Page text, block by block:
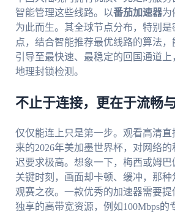
智能管理这些线路。以番茄加速器为
为此而生。其全球节点分布，特别
点，结合智能推荐最优线路的算法
引导至最快速、最稳定的回国通道
地理封锁检测。
不止于连接，更在于流畅
仅仅能连上只是第一步。观看高清直
来的2026年美加墨世界杯，对网络
迟要求极高。想象一下，梅西或姆巴
关键时刻，画面却卡顿、缓冲，那
观赛之夜。一款优秀的加速器需要提
独享的高带宽资源，例如100Mbps的